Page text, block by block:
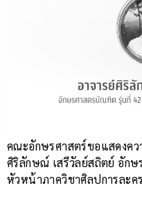
คณะอักษรศาสตร์ขอแสดงคว
ศิริลักษณ์ เสรีวัลย์สถิตย์ อัก
หัวหน้าภาควิชาศิลปการละคร